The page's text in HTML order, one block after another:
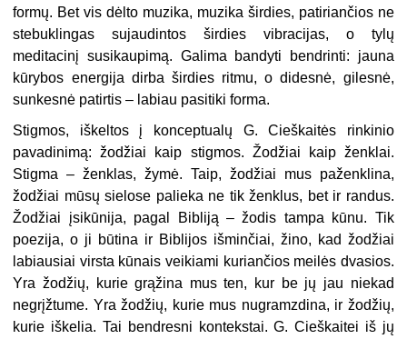
formų. Bet vis dėlto muzika, muzika širdies, patiriančios ne
stebuklingas sujaudintos širdies vibracijas, o tylų
meditacinį susikaupimą. Galima bandyti bendrinti: jauna
kūrybos energija dirba širdies ritmu, o didesnė, gilesnė,
sunkesnė patirtis – labiau pasitiki forma.
Stigmos, iškeltos į konceptualų G. Cieškaitės rinkinio
pavadinimą: žodžiai kaip stigmos. Žodžiai kaip ženklai.
Stigma – ženklas, žymė. Taip, žodžiai mus paženklina,
žodžiai mūsų sielose palieka ne tik ženklus, bet ir randus.
Žodžiai įsikūnija, pagal Bibliją – žodis tampa kūnu. Tik
poezija, o ji būtina ir Biblijos išminčiai, žino, kad žodžiai
labiausiai virsta kūnais veikiami kuriančios meilės dvasios.
Yra žodžių, kurie grąžina mus ten, kur be jų jau niekad
negrįžtume. Yra žodžių, kurie mus nugramzdina, ir žodžių,
kurie iškelia. Tai bendresni kontekstai. G. Cieškaitei iš jų